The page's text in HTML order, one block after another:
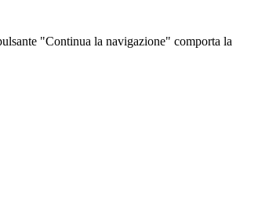
"Continua la navigazione" comporta la